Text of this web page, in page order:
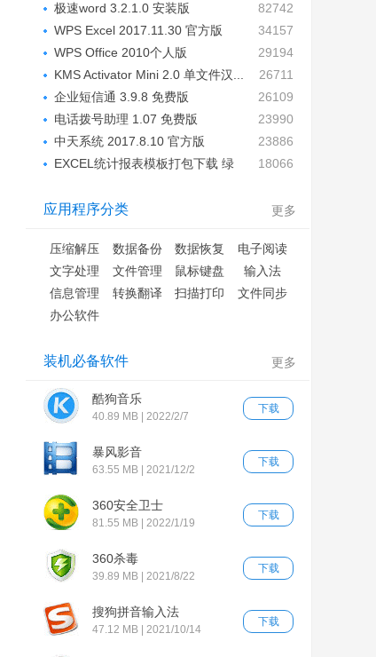
方...
82742
极速word 3.2.1.0 安装版
34157
WPS Excel 2017.11.30 官方版
29194
WPS Office 2010个人版
2010.5.1...
26711
KMS Activator Mini 2.0 单文件汉...
26109
企业短信通 3.9.8 免费版
23990
电话拨号助理 1.07 免费版
23886
中天系统 2017.8.10 官方版
18066
EXCEL统计报表模板打包下载 绿
更多
应用程序分类
压缩解压 数据备份 数据恢复
电子阅读
文字处理
文件管理 鼠标键盘
输入法
信息管理
转换翻译 扫描打印
文件同步
办公软件
更多
装机必备软件
下载
酷狗音乐
40.89 MB | 2022/2/7
下载
暴风影音
63.55 MB | 2021/12/2
下载
360安全卫士
81.55 MB | 2022/1/19
下载
360杀毒
39.89 MB | 2021/8/22
下载
搜狗拼音输入法
47.12 MB | 2021/10/14